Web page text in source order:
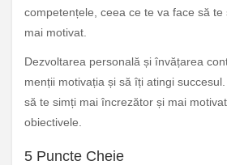
competențele, ceea ce te va face să
mai motivat.
Dezvoltarea personală și învățarea
menții motivația și să îți atingi
să te simți mai încrezător și mai
obiectivele.
5 Puncte Cheie